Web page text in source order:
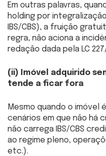
Em outras palavras,
holding por
IBS/CBS), a fruição
regra, não aciona a
redação dada pela LC
(ii) Imóvel adquirido
tende a ficar fora
Mesmo quando o imóvel
cenários em que não há
não carrega IBS/CBS
ao regime pleno,
etc.).